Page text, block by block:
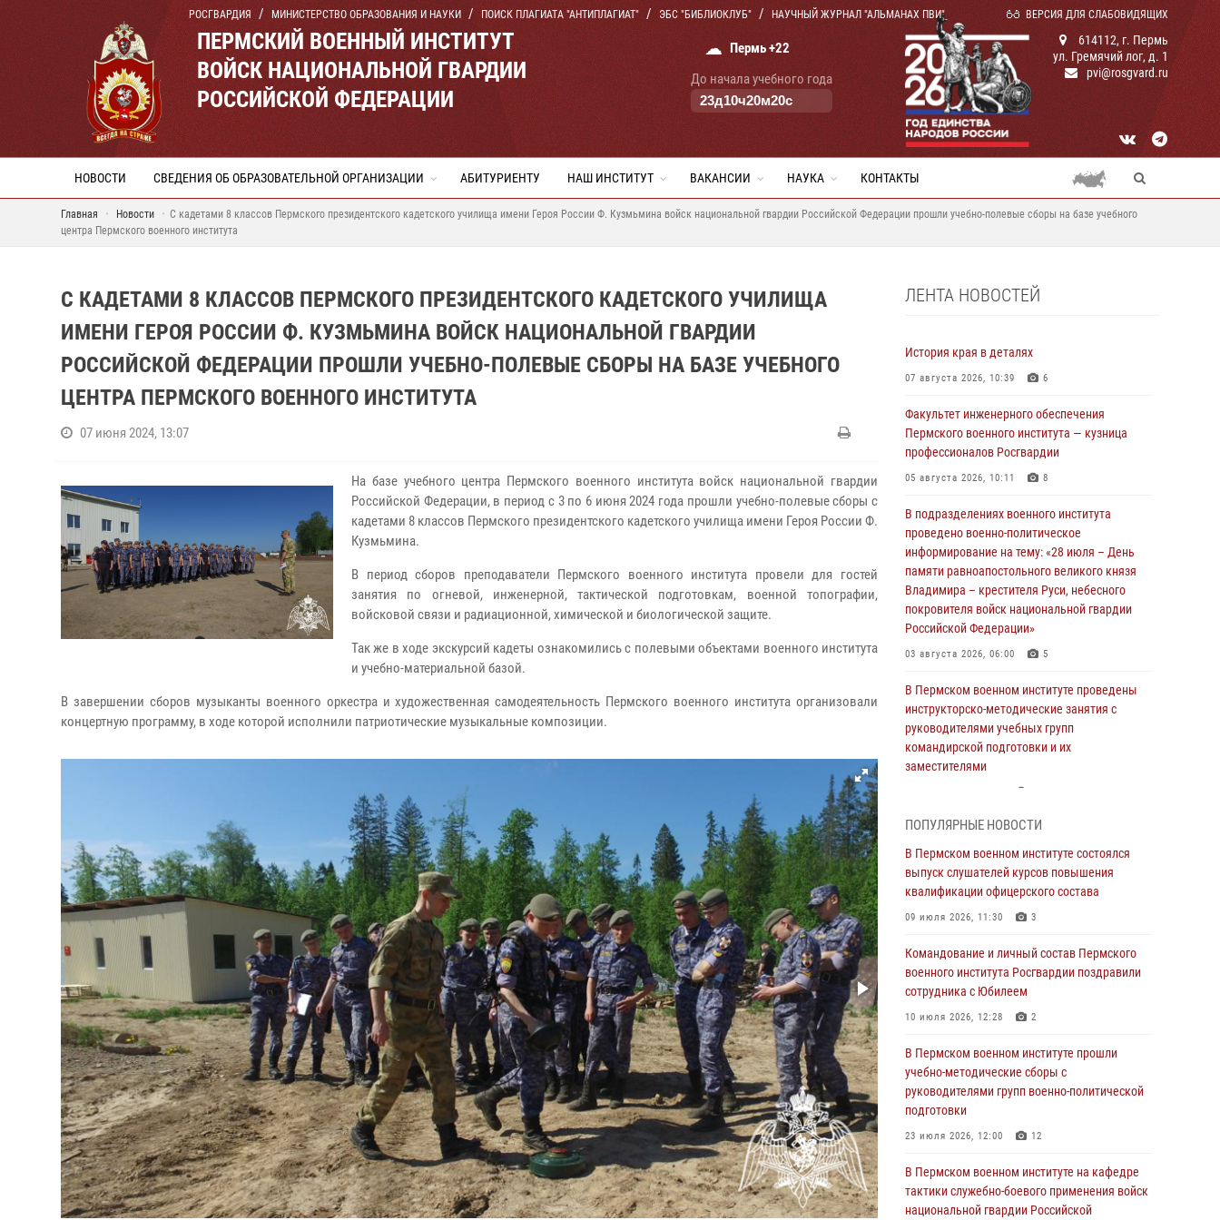
РОСГВАРДИЯ МИНИСТЕРСТВО ОБРАЗОВАНИЯ И НАУКИ ПОИСК ПЛАГИАТА "АНТИПЛАГИАТ" ЭБС "БИБЛИОКЛУБ" НАУЧНЫЙ ЖУРНАЛ "АЛЬМАНАХ ПВИ" ВЕРСИЯ ДЛЯ СЛАБОВИДЯЩИХ
ПЕРМСКИЙ ВОЕННЫЙ ИНСТИТУТ
ВОЙСК НАЦИОНАЛЬНОЙ ГВАРДИИ
РОССИЙСКОЙ ФЕДЕРАЦИИ
☁ Пермь +22
До начала учебного года
23д10ч20м19с
614112, г. Пермь
ул. Гремячий лог, д. 1
pvi@rosgvard.ru
НОВОСТИ СВЕДЕНИЯ ОБ ОБРАЗОВАТЕЛЬНОЙ ОРГАНИЗАЦИИ АБИТУРИЕНТУ НАШ ИНСТИТУТ ВАКАНСИИ НАУКА КОНТАКТЫ
Главная Новости
С кадетами 8 классов Пермского президентского кадетского училища имени Героя России Ф. Кузмьмина войск национальной гвардии Российской Федерации прошли учебно-полевые сборы на базе учебного
центра Пермского военного института
С КАДЕТАМИ 8 КЛАССОВ ПЕРМСКОГО ПРЕЗИДЕНТСКОГО КАДЕТСКОГО УЧИЛИЩА
ИМЕНИ ГЕРОЯ РОССИИ Ф. КУЗМЬМИНА ВОЙСК НАЦИОНАЛЬНОЙ ГВАРДИИ
РОССИЙСКОЙ ФЕДЕРАЦИИ ПРОШЛИ УЧЕБНО-ПОЛЕВЫЕ СБОРЫ НА БАЗЕ УЧЕБНОГО
ЦЕНТРА ПЕРМСКОГО ВОЕННОГО ИНСТИТУТА
07 июня 2024, 13:07
На базе учебного центра Пермского военного института войск национальной гвардии
Российской Федерации, в период с 3 по 6 июня 2024 года прошли учебно-полевые сборы с
кадетами 8 классов Пермского президентского кадетского училища имени Героя России Ф.
Кузмьмина.
В период сборов преподаватели Пермского военного института провели для гостей
занятия по огневой, инженерной, тактической подготовкам, военной топографии,
войсковой связи и радиационной, химической и биологической защите.
Так же в ходе экскурсий кадеты ознакомились с полевыми объектами военного института
и учебно-материальной базой.
В завершении сборов музыканты военного оркестра и художественная самодеятельность Пермского военного института организовали
концертную программу, в ходе которой исполнили патриотические музыкальные композиции.
ЛЕНТА НОВОСТЕЙ
История края в деталях
07 августа 2026, 10:39 6
Факультет инженерного обеспечения
Пермского военного института — кузница
профессионалов Росгвардии
05 августа 2026, 10:11 8
В подразделениях военного института
проведено военно-политическое
информирование на тему: «28 июля – День
памяти равноапостольного великого князя
Владимира – крестителя Руси, небесного
покровителя войск национальной гвардии
Российской Федерации»
03 августа 2026, 06:00 5
В Пермском военном институте проведены
инструкторско-методические занятия с
руководителями учебных групп
командирской подготовки и их
заместителями
В Пермском военном институте прошли
учебно-методические сборы с
руководителями групп военно-политической
подготовки
23 июля 2026, 12:00 12
В Пермском военном институте на кафедре
тактики служебно-боевого применения войск
национальной гвардии Российской
посвящённая войскам правопорядка
10 июля 2026, 14:30 8
В Пермском военном институте состоялся
выпуск слушателей курсов повышения
ПОПУЛЯРНЫЕ НОВОСТИ
В Пермском военном институте состоялся
выпуск слушателей курсов повышения
квалификации офицерского состава
09 июля 2026, 11:30 3
Командование и личный состав Пермского
военного института Росгвардии поздравили
сотрудника с Юбилеем
10 июля 2026, 12:28 2
В Пермском военном институте прошли
учебно-методические сборы с
руководителями групп военно-политической
подготовки
23 июля 2026, 12:00 12
В Пермском военном институте на кафедре
тактики служебно-боевого применения войск
национальной гвардии Российской